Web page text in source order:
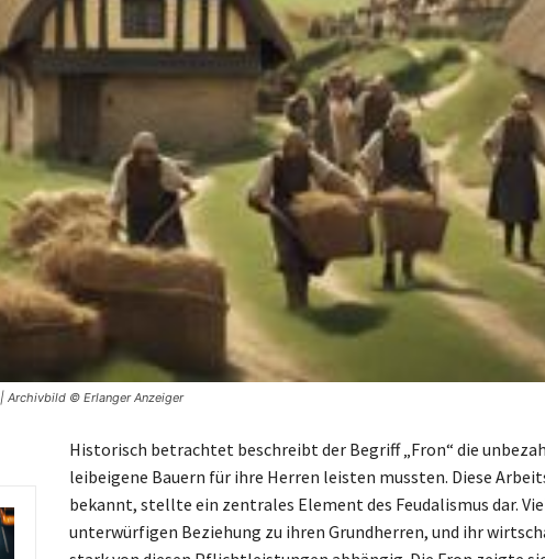
Archivbild © Erlanger Anzeiger
Historisch betrachtet beschreibt der Begriff „Fron“ die
leibeigene Bauern für ihre Herren leisten mussten. Diese
bekannt, stellte ein zentrales Element des Feudalismus dar.
unterwürfigen Beziehung zu ihren Grundherren, und ihr